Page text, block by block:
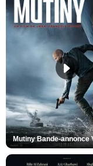
Mutiny Bande-annonce